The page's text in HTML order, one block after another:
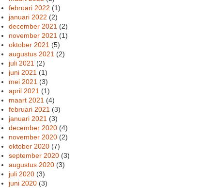
februari 2022 (1)
januari 2022 (2)
december 2021 (2)
november 2021 (1)
oktober 2021 (5)
augustus 2021 (2)
juli 2021 (2)
juni 2021 (1)
mei 2021 (3)
april 2021 (1)
maart 2021 (4)
februari 2021 (3)
januari 2021 (3)
december 2020 (4)
november 2020 (2)
oktober 2020 (7)
september 2020 (3)
augustus 2020 (3)
juli 2020 (3)
juni 2020 (3)